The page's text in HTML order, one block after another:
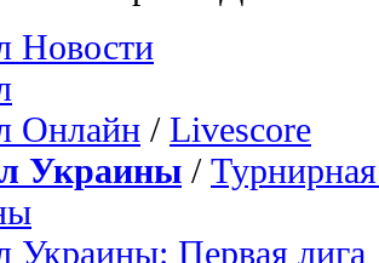
Новости
Онлайн / Livescore
Украины /
Украины: Первая лига